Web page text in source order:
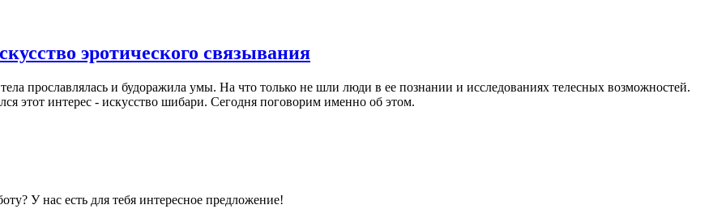
эротического связывания
прославлялась и будоражила умы. На что только не шли люди в ее познании и исследованиях телесных возможностей.
этот интерес - искусство шибари. Сегодня поговорим именно об этом.
У нас есть для тебя интересное предложение!